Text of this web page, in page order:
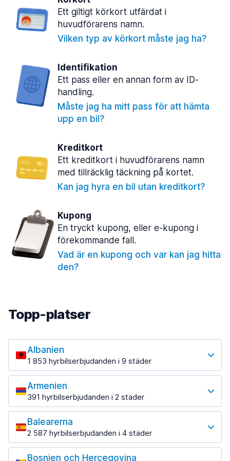
Ett giltigt körkort utfärdat i
huvudförarens namn.
Vilken typ av körkort måste jag ha?
Identifikation
Ett pass eller en annan form av ID-
handling.
Måste jag ha mitt pass för att hämta
upp en bil?
Kreditkort
Ett kreditkort i huvudförarens namn
med tillräcklig täckning på kortet.
Kan jag hyra en bil utan kreditkort?
Kupong
En tryckt kupong, eller e-kupong i
förekommande fall.
Vad är en kupong och var kan jag hitta
den?
Topp-platser
Albanien
1 853 hyrbilserbjudanden i 9 städer
Mest populära platser
Tirana
1 433 erbjudanden på 7 platser
Tirana flygplats
från 344,93 kr per dag
Armenien
391 hyrbilserbjudanden i 2 städer
Mest populära platser
Jerevan
383 erbjudanden på 3 platser
Balearerna
2 587 hyrbilserbjudanden i 4 städer
Mest populära platser
Bosnien och Hercegovina